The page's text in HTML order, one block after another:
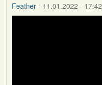
Feather- 11.01.2022 - 17:42